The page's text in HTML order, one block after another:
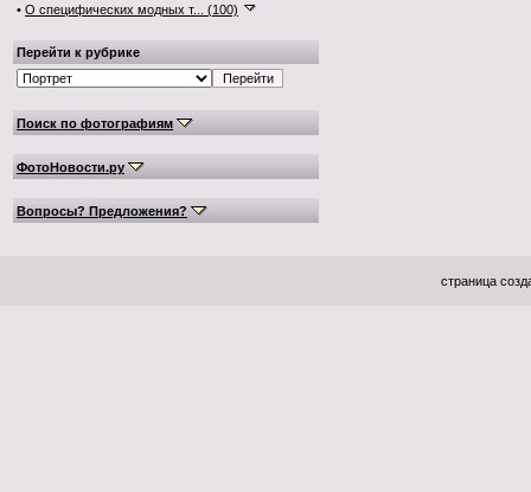
• О специфических модных т... (100)
Перейти к рубрике
Поиск по фотографиям
ФотоНовости.ру
Вопросы? Предложения?
страница